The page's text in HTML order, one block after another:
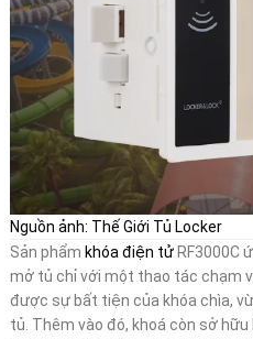
Nguồn ảnh: Thế Giới Tủ Locker
Sản phẩm khóa điện tử RF3000C
mở tủ chỉ với một thao tác chạm
được sự bất tiện của khóa chìa,
tủ. Thêm vào đó, khoá còn sở